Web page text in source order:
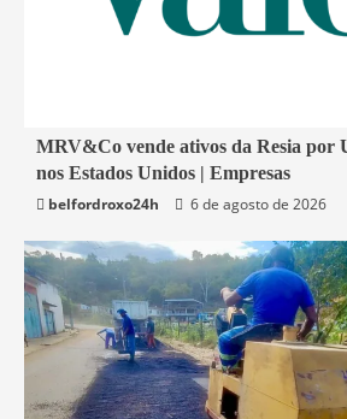
2 min read
Economia
MRV&Co vende ativos da Resia por
nos Estados Unidos | Empresas
belfordroxo24h
6 de agosto de 2026